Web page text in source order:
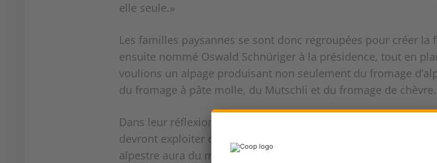
elle seule.»
Les familles paysannes se sont donc regroupées pour créer la
ensuite nommé Oswald Schnüriger à la présidence, tout en
voulions un alpage produisant non seulement du fromage
du fromage à pâte molle, du Mutschli et du fromage de
Dans leur réflexion, les paysans de montagneont également
devront exploiter ces lieux, tout en pensant à l’avenir
alpestre aura du mal à survivre. Impossible, en effet,